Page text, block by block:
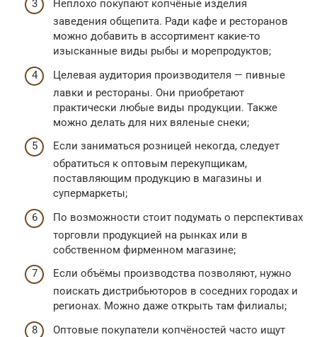
Неплохо покупают копчёные изделия
заведения общепита. Ради кафе и ресторанов
можно добавить в ассортимент какие-то
изысканные виды рыбы и морепродуктов;
Целевая аудитория производителя — пивные
лавки и рестораны. Они приобретают
практически любые виды продукции. Также
можно делать для них вяленые снеки;
Если заниматься розницей некогда, следует
обратиться к оптовым перекупщикам,
поставляющим продукцию в магазины и
супермаркеты;
По возможности стоит подумать о перспективах
торговли продукцией на рынках или в
собственном фирменном магазине;
Если объёмы производства позволяют, нужно
поискать дистрибьюторов в соседних городах и
регионах. Можно даже открыть там филиалы;
Оптовые покупатели копчёностей часто ищут